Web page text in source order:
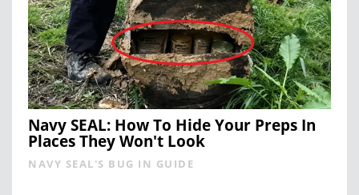
Navy SEAL: How To Hide Your Preps In
Places They Won't Look
NAVY SEAL'S BUG IN GUIDE